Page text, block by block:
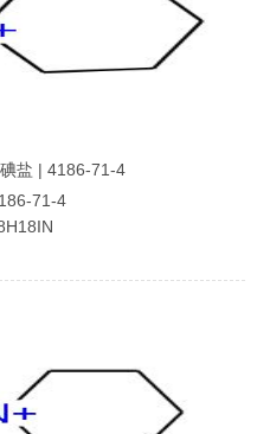
盐 | 4186-71-4
71-4